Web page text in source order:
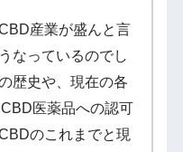
産業が盛んと言
なっているのでし
歴史や、現在の各
医薬品への認可
のこれまでと現